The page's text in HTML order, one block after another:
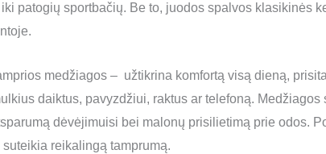
patogių sportbačių. Be to, juodos spalvos klasikinės
medžiagos – užtikrina komfortą visą dieną,
daiktus, pavyzdžiui, raktus ar telefoną.
dėvėjimuisi bei malonų prisilietimą prie odos.
reikalingą tamprumą.